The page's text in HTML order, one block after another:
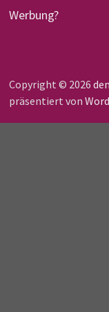
Werbung?
Copyright © 2026
präsentiert von